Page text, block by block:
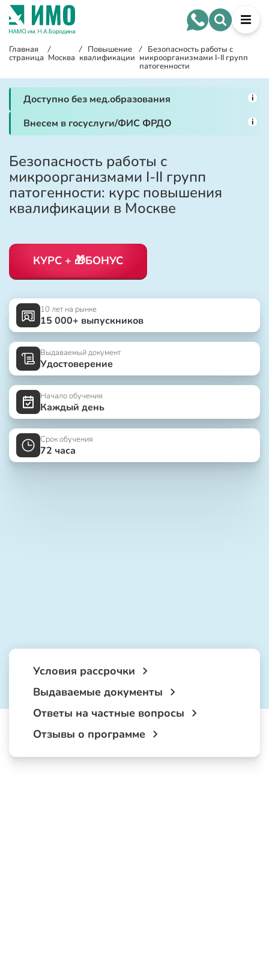
Главная
страница
/
Москва
/ Повышение
квалификации
/ Безопасность работы с
микроорганизмами I-II групп
патогенности
Доступно без мед.образования i
Внесем в госуслуги/ФИС ФРДО i
Безопасность работы с
микроорганизмами I-II групп
патогенности: курс повышения
квалификации в Москве
КУРС + 🎁БОНУС
10 лет на рынке
15 000+ выпускников
Выдаваемый документ
Удостоверение
Начало обучения
Каждый день
Срок обучения
72 часа
Условия рассрочки
Выдаваемые документы
Ответы на частные вопросы
Отзывы о программе